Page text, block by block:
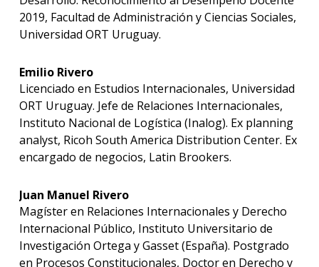
2019, Facultad de Administración y Ciencias Sociales,
Universidad ORT Uruguay.
Emilio Rivero
Licenciado en Estudios Internacionales, Universidad
ORT Uruguay. Jefe de Relaciones Internacionales,
Instituto Nacional de Logística (Inalog). Ex planning
analyst, Ricoh South America Distribution Center. Ex
encargado de negocios, Latin Brookers.
Juan Manuel Rivero
Magíster en Relaciones Internacionales y Derecho
Internacional Público, Instituto Universitario de
Investigación Ortega y Gasset (España). Postgrado
en Procesos Constitucionales, Doctor en Derecho y